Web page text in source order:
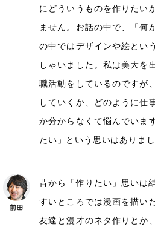
にどういうものを作りたい
ません。お話の中で、「何
の中ではデザインや絵とい
しゃいました。私は美大を
職活動をしているのですが
していくか、どのように仕
か分からなくて悩んでいま
たい」という思いはありまし
昔から「作りたい」思いは
すいところでは漫画を描い
友達と漫才のネタ作りとか